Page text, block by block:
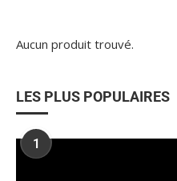
Aucun produit trouvé.
LES PLUS POPULAIRES
1